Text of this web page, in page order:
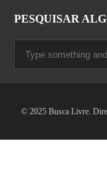
PESQUISAR
© 2025 Busca Livre.